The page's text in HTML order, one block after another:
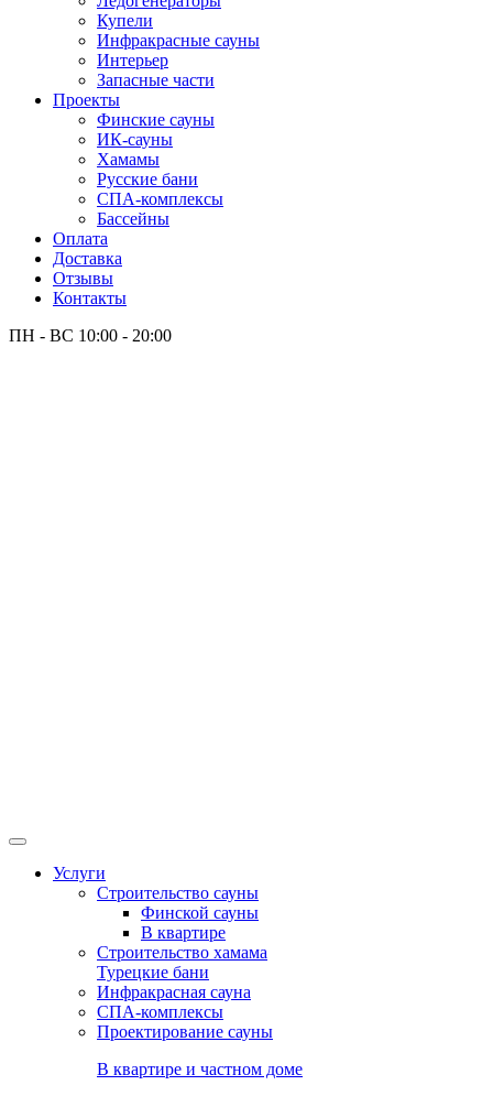
Купели
Инфракрасные сауны
Интерьер
Запасные части
Проекты
Финские сауны
ИК-сауны
Хамамы
Русские бани
СПА-комплексы
Бассейны
Оплата
Доставка
Отзывы
Контакты
ПН - ВС 10:00 - 20:00
Услуги
Строительство сауны
Финской сауны
В квартире
Строительство хамама
Турецкие бани
Инфракрасная сауна
СПА-комплексы
Проектирование сауны
В квартире и частном доме